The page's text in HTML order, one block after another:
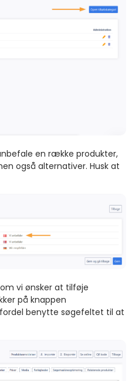
en række produkter,
også alternativer. Husk at
vi ønsker at tilføje
på knappen
benytte søgefeltet til at